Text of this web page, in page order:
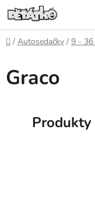
Přejít
na
obsah
Domů
/ Autosedačky / 9 - 36
Graco